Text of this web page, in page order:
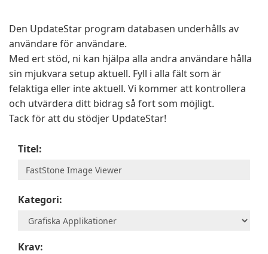
Den UpdateStar program databasen underhålls av
användare för användare.
Med ert stöd, ni kan hjälpa alla andra användare hålla
sin mjukvara setup aktuell. Fyll i alla fält som är
felaktiga eller inte aktuell. Vi kommer att kontrollera
och utvärdera ditt bidrag så fort som möjligt.
Tack för att du stödjer UpdateStar!
Titel:
Kategori:
Krav: